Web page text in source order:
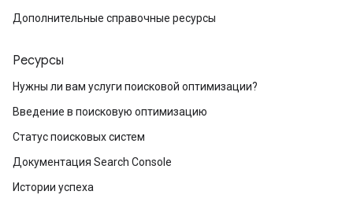
Дополнительные справочные ресурсы
Ресурсы
Нужны ли вам услуги поисковой оптимизации?
Введение в поисковую оптимизацию
Статус поисковых систем
Документация Search Console
Истории успеха